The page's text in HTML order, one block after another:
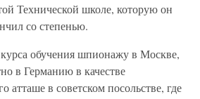
Технической школе, которую он
со степенью.
обучения шпионажу в Москве,
в Германию в качестве
атташе в советском посольстве, где